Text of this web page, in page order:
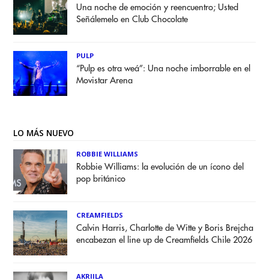
Una noche de emoción y reencuentro; Usted
Señálemelo en Club Chocolate
PULP
“Pulp es otra weá”: Una noche imborrable en el
Movistar Arena
LO MÁS NUEVO
ROBBIE WILLIAMS
Robbie Williams: la evolución de un ícono del
pop británico
CREAMFIELDS
Calvin Harris, Charlotte de Witte y Boris Brejcha
encabezan el line up de Creamfields Chile 2026
AKRIILA